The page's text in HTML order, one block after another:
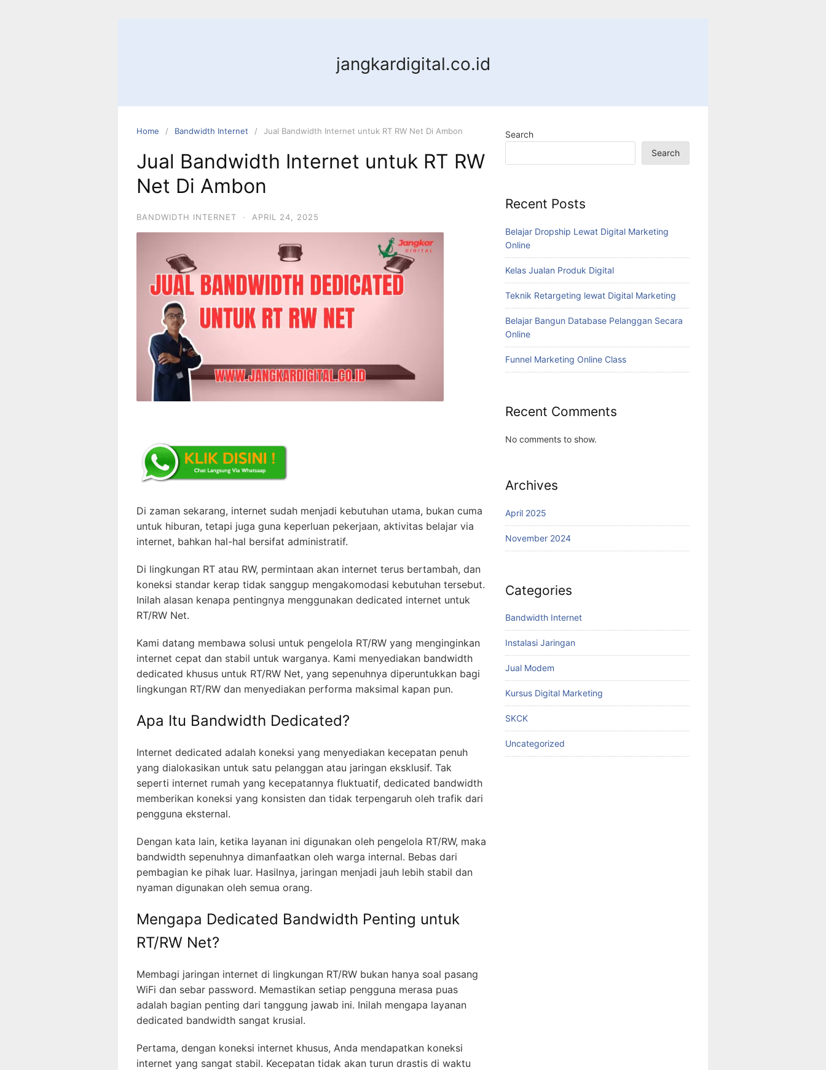
jangkardigital.co.id
Home Bandwidth Internet Jual Bandwidth Internet untuk RT RW Net Di Ambon
Jual Bandwidth Internet untuk RT RW
Net Di Ambon
BANDWIDTH INTERNET · APRIL 24, 2025
Di zaman sekarang, internet sudah menjadi kebutuhan utama, bukan cuma
untuk hiburan, tetapi juga guna keperluan pekerjaan, aktivitas belajar via
internet, bahkan hal-hal bersifat administratif.
Di lingkungan RT atau RW, permintaan akan internet terus bertambah, dan
koneksi standar kerap tidak sanggup mengakomodasi kebutuhan tersebut.
Inilah alasan kenapa pentingnya menggunakan dedicated internet untuk
RT/RW Net.
Kami datang membawa solusi untuk pengelola RT/RW yang menginginkan
internet cepat dan stabil untuk warganya. Kami menyediakan bandwidth
dedicated khusus untuk RT/RW Net, yang sepenuhnya diperuntukkan bagi
lingkungan RT/RW dan menyediakan performa maksimal kapan pun.
Apa Itu Bandwidth Dedicated?
Internet dedicated adalah koneksi yang menyediakan kecepatan penuh
yang dialokasikan untuk satu pelanggan atau jaringan eksklusif. Tak
seperti internet rumah yang kecepatannya fluktuatif, dedicated bandwidth
memberikan koneksi yang konsisten dan tidak terpengaruh oleh trafik dari
pengguna eksternal.
Dengan kata lain, ketika layanan ini digunakan oleh pengelola RT/RW, maka
bandwidth sepenuhnya dimanfaatkan oleh warga internal. Bebas dari
pembagian ke pihak luar. Hasilnya, jaringan menjadi jauh lebih stabil dan
nyaman digunakan oleh semua orang.
Mengapa Dedicated Bandwidth Penting untuk
RT/RW Net?
Membagi jaringan internet di lingkungan RT/RW bukan hanya soal pasang
WiFi dan sebar password. Memastikan setiap pengguna merasa puas
adalah bagian penting dari tanggung jawab ini. Inilah mengapa layanan
dedicated bandwidth sangat krusial.
Pertama, dengan koneksi internet khusus, Anda mendapatkan koneksi
internet yang sangat stabil. Kecepatan tidak akan turun drastis di waktu
Search
Search
Recent Posts
Belajar Dropship Lewat Digital Marketing
Online
Kelas Jualan Produk Digital
Teknik Retargeting lewat Digital Marketing
Belajar Bangun Database Pelanggan Secara
Online
Funnel Marketing Online Class
Recent Comments
No comments to show.
Archives
April 2025
November 2024
Categories
Bandwidth Internet
Instalasi Jaringan
Jual Modem
Kursus Digital Marketing
SKCK
Uncategorized